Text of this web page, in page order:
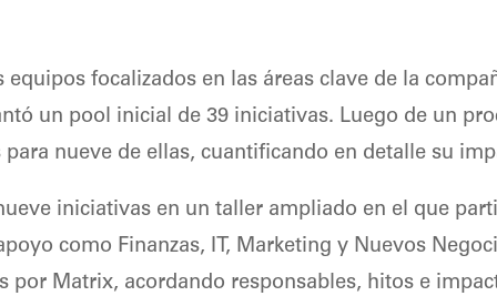
focalizados en las áreas clave de la
un pool inicial de 39 iniciativas. Luego de un
nueve de ellas, cuantificando en detalle su
iniciativas en un taller ampliado en el que
como Finanzas, IT, Marketing y Nuevos
por Matrix, acordando responsables, hitos e